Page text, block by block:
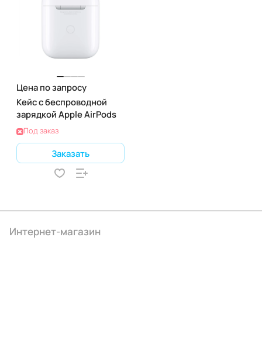
Цена по запросу
Кейс с беспроводной
зарядкой Apple AirPods
Под заказ
Заказать
Интернет-магазин